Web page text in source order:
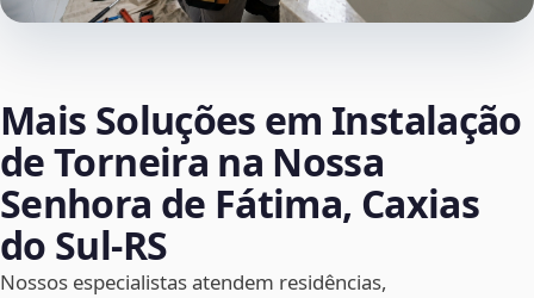
Mais Soluções em Instalação
de Torneira na Nossa
Senhora de Fátima, Caxias
do Sul‑RS
Nossos especialistas atendem residências,